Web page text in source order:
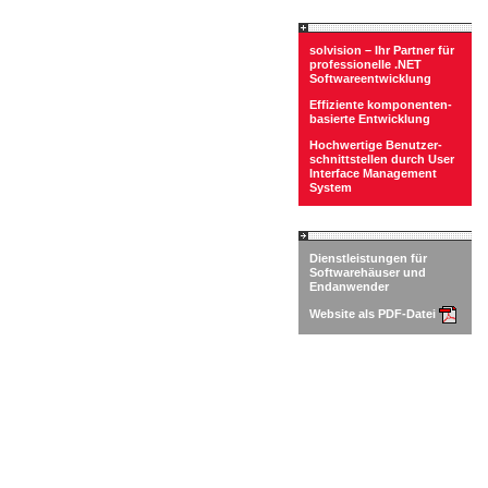
solvision – Ihr Partner für
professionelle .NET
Softwareentwicklung
Effiziente komponenten-
basierte Entwicklung
Hochwertige Benutzer-
schnittstellen durch User
Interface Management
System
Dienstleistungen für
Softwarehäuser und
Endanwender
Website als PDF-Datei